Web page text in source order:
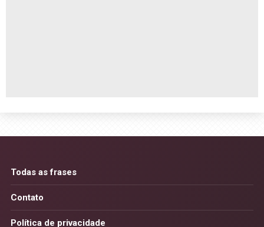
Todas as frases
Contato
Política de privacidade